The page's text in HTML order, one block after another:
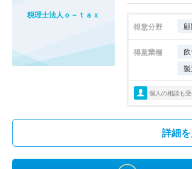
得意分野
得意業種
製
個人の相談も
税理士法人ｏ－ｔａｘ
詳細